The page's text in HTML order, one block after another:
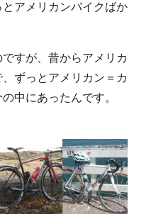
アメリカンバイクばか
すが、昔からアメリカ
ずっとアメリカン＝カ
中にあったんです。